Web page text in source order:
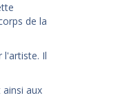
de la
l'artiste. Il
aux